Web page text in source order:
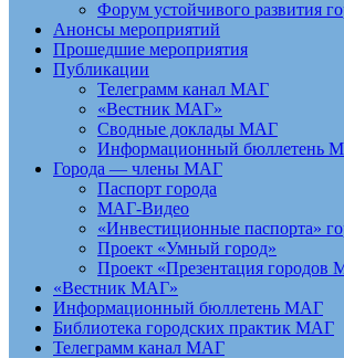
Форум устойчивого развития
Анонсы мероприятий
Прошедшие мероприятия
Публикации
Телеграмм канал МАГ
«Вестник МАГ»
Сводные доклады МАГ
Информационный бюллетень
Города — члены МАГ
Паспорт города
МАГ-Видео
«Инвестиционные паспорта»
Проект «Умный город»
Проект «Презентация городов
«Вестник МАГ»
Информационный бюллетень МАГ
Библиотека городских практик МАГ
Телеграмм канал МАГ